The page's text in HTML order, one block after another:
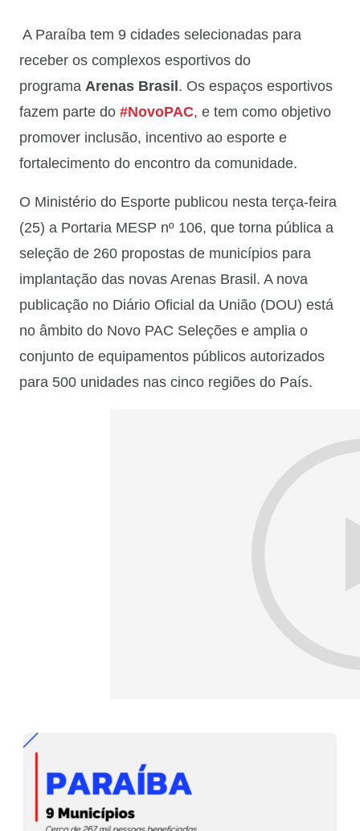
A Paraíba tem 9 cidades selecionadas para
receber os complexos esportivos do
programa Arenas Brasil . Os espaços esportivos
fazem parte do #NovoPAC, e tem como objetivo
promover inclusão, incentivo ao esporte e
fortalecimento do encontro da comunidade.
O Ministério do Esporte publicou nesta terça-feira
(25) a Portaria MESP nº 106, que torna pública a
seleção de 260 propostas de municípios para
implantação das novas Arenas Brasil. A nova
publicação no Diário Oficial da União (DOU) está
no âmbito do Novo PAC Seleções e amplia o
conjunto de equipamentos públicos autorizados
para 500 unidades nas cinco regiões do País.